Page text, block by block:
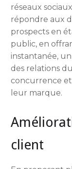
réseaux
répondre aux
prospects en
public, en
instantanée,
des relations
concurrence
leur marque.
client